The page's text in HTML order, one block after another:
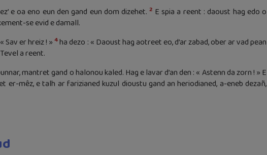
e oa eno eun den gand eun dom dizehet.2 E spia a reent : daoust hag edo o
se evid e damall.
Sav er hreiz ! »4ha dezo : « Daoust hag aotreet eo, d’ar zabad, ober ar vad pean
a reent.
mantret gand o halonou kaled. Hag e lavar d’an den : « Astenn da zorn ! » E
er-mêz, e talh ar farizianed kuzul dioustu gand an heriodianed, a-eneb dezañ,